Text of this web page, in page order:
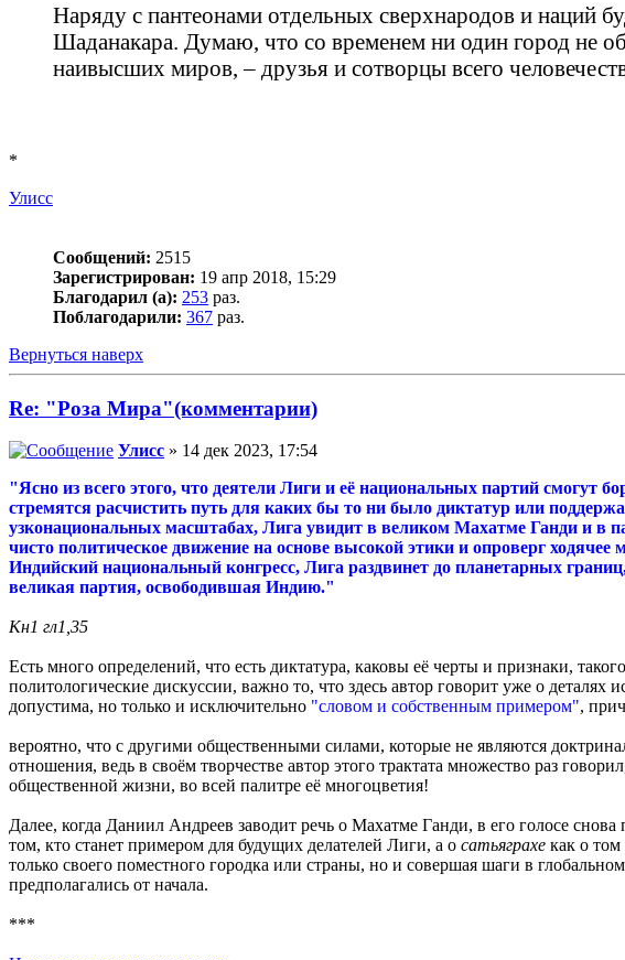
Наряду с пантеонами отдельных сверхнародов и наций
Шаданакара. Думаю, что со временем ни один город не
наивысших миров, – друзья и сотворцы всего
*
Улисс
Сообщений: 2515
Зарегистрирован: 19 апр 2018, 15:29
Благодарил (а): 253 раз.
Поблагодарили: 367 раз.
Вернуться наверх
Re: "Роза Мира"(комментарии)
Улисс » 14 дек 2023, 17:54
"Ясно из всего этого, что деятели Лиги и её национальных партий смогут
стремятся расчистить путь для каких бы то ни было диктатур или
узконациональных масштабах, Лига увидит в великом Махатме Ганди и в
чисто политическое движение на основе высокой этики и опроверг
Индийский национальный конгресс, Лига раздвинет до планетарных
великая партия, освободившая Индию."
Кн1 гл1,35
Есть много определений, что есть диктатура, каковы её черты и признаки,
политологические дискуссии, важно то, что здесь автор говорит уже о
допустима, но только и исключительно "словом и собственным примером",
вероятно, что с другими общественными силами, которые не являются
отношения, ведь в своём творчестве автор этого трактата множество раз
общественной жизни, во всей палитре её многоцветия!
Далее, когда Даниил Андреев заводит речь о Махатме Ганди, в его голосе
том, кто станет примером для будущих делателей Лиги, а о сатьяграхе как о том
только своего поместного городка или страны, но и совершая шаги в
предполагались от начала.
***